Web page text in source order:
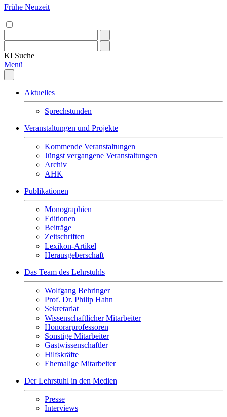
Frühe Neuzeit
KI Suche
Menü
Aktuelles
Sprechstunden
Veranstaltungen und Projekte
Kommende Veranstaltungen
Jüngst vergangene Veranstaltungen
Archiv
AHK
Publikationen
Monographien
Editionen
Beiträge
Zeitschriften
Lexikon-Artikel
Herausgeberschaft
Das Team des Lehrstuhls
Wolfgang Behringer
Prof. Dr. Philip Hahn
Sekretariat
Wissenschaftlicher Mitarbeiter
Honorarprofessoren
Sonstige Mitarbeiter
Gastwissenschaftler
Hilfskräfte
Ehemalige Mitarbeiter
Der Lehrstuhl in den Medien
Presse
Interviews